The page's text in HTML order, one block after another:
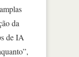
da
de IA